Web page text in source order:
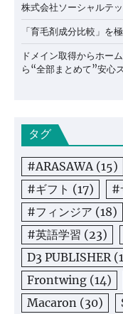
株式会社ソーシャルテ
「育毛剤成分比較」を
ドメイン取得からホー
ら“全部まとめて”安心
タグ
#ARASAWA (15)
#ギフト (17) #
#フィンジア (18)
#英語学習 (23)
D3 PUBLISHER
Frontwing (14)
Macaron (30)